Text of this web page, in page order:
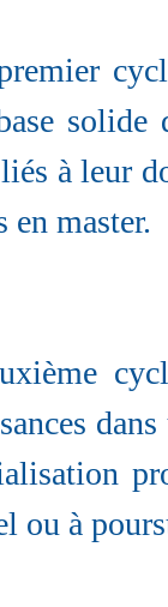
solide
à leur
en master.
ou à